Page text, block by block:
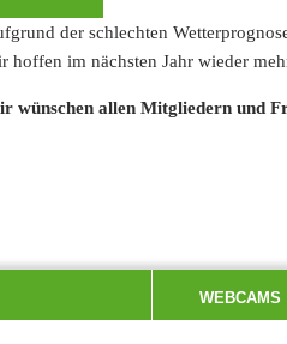
der schlechten
hoffen im nächsten Jahr wieder
wünschen allen Mitgliedern und
WEBCAMS